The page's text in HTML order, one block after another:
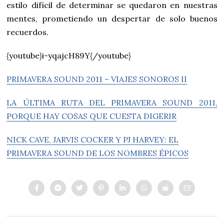
estilo difícil de determinar se quedaron en nuestras
mentes, prometiendo un despertar de solo buenos
recuerdos.
{youtube}i-yqajcH89Y{/youtube}
PRIMAVERA SOUND 2011 – VIAJES SONOROS II
LA ÚLTIMA RUTA DEL PRIMAVERA SOUND 2011,
PORQUE HAY COSAS QUE CUESTA DIGERIR
NICK CAVE, JARVIS COCKER Y PJ HARVEY: EL
PRIMAVERA SOUND DE LOS NOMBRES ÉPICOS